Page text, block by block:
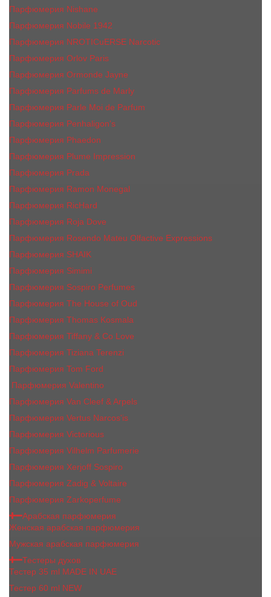
Парфюмерия Nishane
Парфюмерия Nobile 1942
Парфюмерия NROTICuERSE Narcotic
Парфюмерия Orlov Paris
Парфюмерия Ormonde Jayne
Парфюмерия Parfums de Marly
Парфюмерия Parle Moi de Parfum
Парфюмерия Penhaligon's
Парфюмерия Phaedon
Парфюмерия Plume Impression
Парфюмерия Prada
Парфюмерия Ramon Monegal
Парфюмерия RicHard
Парфюмерия Roja Dove
Парфюмерия Rosendo Mateu Olfactive Expressions
Парфюмерия SHAIK
Парфюмерия Simimi
Парфюмерия Sospiro Perfumes
Парфюмерия The House of Oud
Парфюмерия Thomas Kosmala
Парфюмерия Tiffany & Co Love
Парфюмерия Tiziana Terenzi
Парфюмерия Tom Ford
Парфюмерия Valentino
Парфюмерия Van Cleef & Arpels
Парфюмерия Vertus Narcos'is
Парфюмерия Victorious
Парфюмерия Vilhelm Parfumerie
Парфюмерия Xerjoff Sospiro
Парфюмерия Zadig & Voltaire
Парфюмерия Zarkoperfume
Арабская парфюмерия
Женская арабская парфюмерия
Мужская арабская парфюмерия
Тестеры духов
Тестер 35 ml MADE IN UAE
Тестер 60 ml NEW